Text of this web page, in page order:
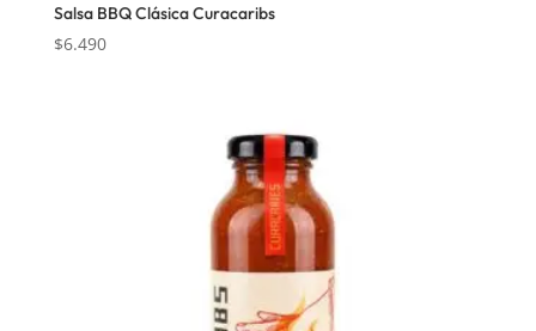
Salsa BBQ Clásica Curacaribs
$6.490